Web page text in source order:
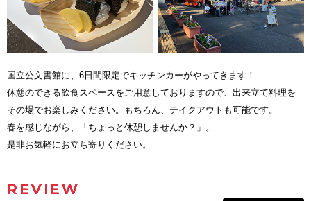
国立公文書館に、6日間限定でキッチンカーがやってきます！
休憩のできる飲食スペースをご用意しておりますので、出来立て料理を
その場でお楽しみください。もちろん、テイクアウトも可能です。
春を感じながら、「ちょっと休憩しませんか？」。
是非お気軽にお立ち寄りください。
REVIEW